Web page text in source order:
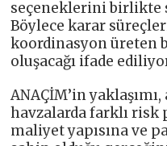
seçeneklerini birlikte
Böylece karar
koordinasyon üreten
oluşacağı ifade
ANAÇİM’in
havzalarda farklı risk
maliyet yapısına ve